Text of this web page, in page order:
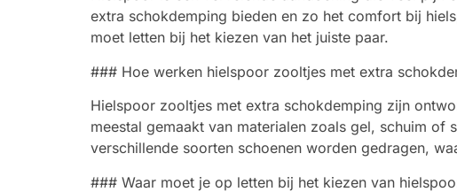
extra schokdemping bieden en zo het comfort bij
moet letten bij het kiezen van het juiste paar.
### Hoe werken hielspoor zooltjes met extra
Hielspoor zooltjes met extra schokdemping zijn
meestal gemaakt van materialen zoals gel, schuim
verschillende soorten schoenen worden gedragen,
### Waar moet je op letten bij het kiezen van